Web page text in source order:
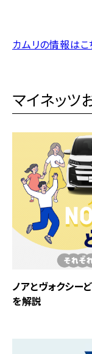
カムリの情報はこ
マイネッツ
ノアとヴォクシー
を解説